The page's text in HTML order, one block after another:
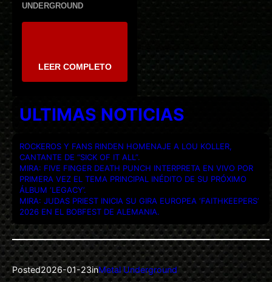
UNDERGROUND
LEER COMPLETO
ULTIMAS NOTICIAS
ROCKEROS Y FANS RINDEN HOMENAJE A LOU KOLLER,
CANTANTE DE “SICK OF IT ALL”.
MIRA: FIVE FINGER DEATH PUNCH INTERPRETA EN VIVO POR
PRIMERA VEZ EL TEMA PRINCIPAL INÉDITO DE SU PRÓXIMO
ÁLBUM ‘LEGACY’.
MIRA: JUDAS PRIEST INICIA SU GIRA EUROPEA ‘FAITHKEEPERS’
2026 EN EL BOBFEST DE ALEMANIA.
Posted2026-01-23inMetal Underground